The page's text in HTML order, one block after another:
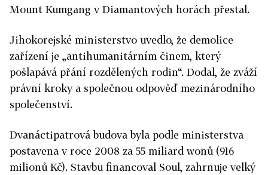
Mount Kumgang v Diamantových horách přestal.
Jihokorejské ministerstvo uvedlo, že demolice
zařízení je „antihumanitárním činem, který
pošlapává přání rozdělených rodin“. Dodal, že zváží
právní kroky a společnou odpověď mezinárodního
společenství.
Dvanáctipatrová budova byla podle ministerstva
postavena v roce 2008 za 55 miliard wonů (916
milionů Kč). Stavbu financoval Soul, zahrnuje velký